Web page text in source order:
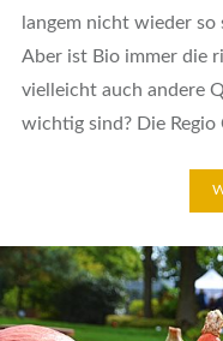
langem nicht wieder
Aber ist Bio immer die
vielleicht auch andere
wichtig sind? Die Regio